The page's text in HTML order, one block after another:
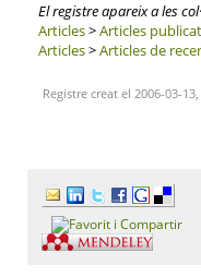
El registre apareix a les
Articles>Articles
Articles>Articles de
Registre creat el 2006-03-